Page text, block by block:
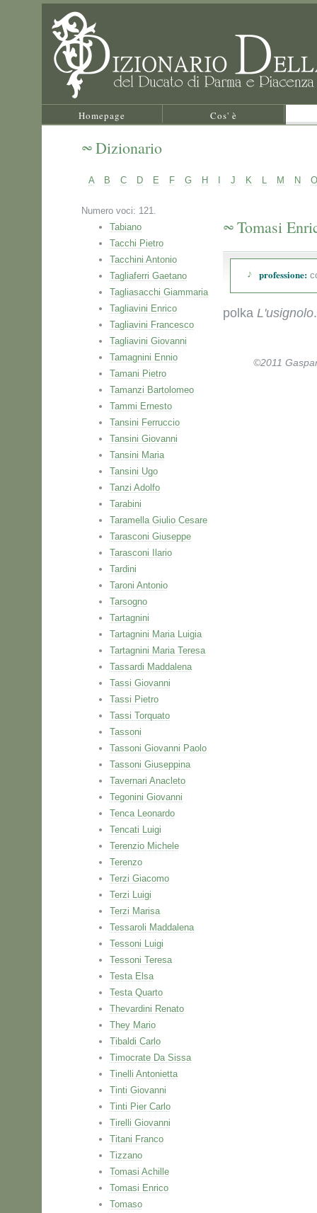
Homepage Cos' è
Dizionario
A B C D E F G H J K L M N O
Numero voci: 121.
Tabiano
Tacchi Pietro
Tacchini Antonio
Tagliaferri Gaetano
Tagliasacchi Giammaria
Tagliavini Enrico
Tagliavini Francesco
Tagliavini Giovanni
Tamagnini Ennio
Tamani Pietro
Tamanzi Bartolomeo
Tammi Ernesto
Tansini Ferruccio
Tansini Giovanni
Tansini Maria
Tansini Ugo
Tanzi Adolfo
Tarabini
Taramella Giulio Cesare
Tarasconi Giuseppe
Tarasconi Ilario
Tardini
Taroni Antonio
Tarsogno
Tartagnini
Tartagnini Maria Luigia
Tartagnini Maria Teresa
Tassardi Maddalena
Tassi Giovanni
Tassi Pietro
Tassi Torquato
Tassoni
Tassoni Giovanni Paolo
Tassoni Giuseppina
Tavernari Anacleto
Tegonini Giovanni
Tenca Leonardo
Tencati Luigi
Terenzio Michele
Terenzo
Terzi Giacomo
Terzi Luigi
Terzi Marisa
Tessaroli Maddalena
Tessoni Luigi
Tessoni Teresa
Testa Elsa
Testa Quarto
Thevardini Renato
They Mario
Tibaldi Carlo
Timocrate Da Sissa
Tinelli Antonietta
Tinti Giovanni
Tinti Pier Carlo
Tirelli Giovanni
Titani Franco
Tizzano
Tomasi Achille
Tomasi Enrico
Tomaso
Tomasi
professione:
polka L'usignolo.
©2011